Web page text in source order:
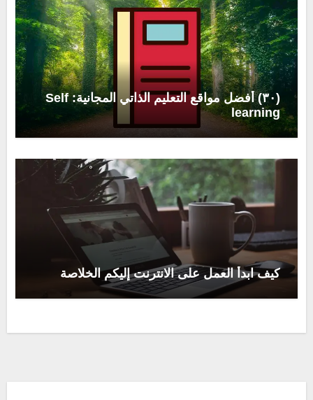
(٣٠) أفضل مواقع التعليم الذاتي المجانية: Self
learning
كيف ابدأ العمل على الانترنت إليكم الخلاصة